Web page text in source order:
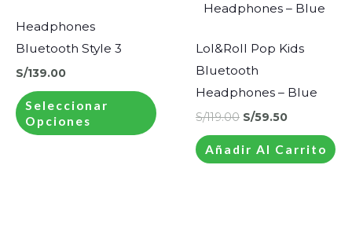
Headphones
Bluetooth Style 3
S/139.00
Seleccionar
Opciones
variantes.
opciones
se
Lol&Roll Pop Kids
Bluetooth
Headphones – Blue
S/119.00
S/119.00.
S/59.50
S/59.50.
Añadir Al Carrito